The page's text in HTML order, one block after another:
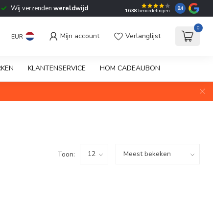
Wij verzenden wereldwijd 1638 beoordelingen 8.4
EUR Mijn account Verlanglijst
0
KLANTENSERVICE HOM CADEAUBON
Toon: